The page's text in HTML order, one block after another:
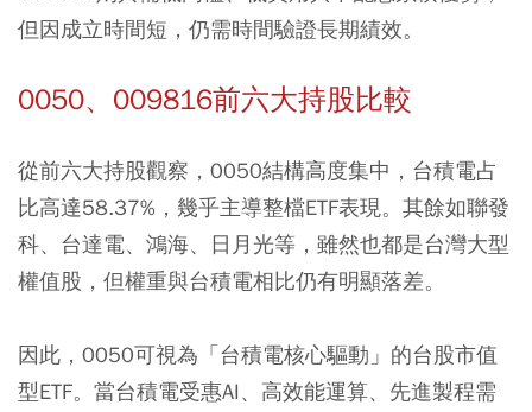
但因成立時間短，仍需時間驗證長期績效。
0050、009816前六大持股比較
從前六大持股觀察，0050結構高度集中，台積電占
比高達58.37%，幾乎主導整檔ETF表現。其餘如聯發
科、台達電、鴻海、日月光等，雖然也都是台灣大型
權值股，但權重與台積電相比仍有明顯落差。
因此，0050可視為「台積電核心驅動」的台股市值
型ETF。當台積電受惠AI、高效能運算、先進製程需